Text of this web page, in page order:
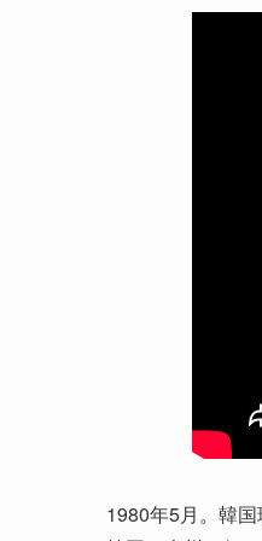
1980年5月。韓